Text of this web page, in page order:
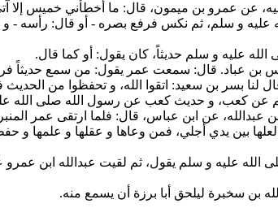
عن عمرو بن ميمون، قال: ما أخطأني خميس إلا
و سلم، ثم نكس فرفع بصره - أو قال: رأسه - و
لنا بسر بن سعيد: اتقوا الله، و تحفظوا من الحديث
عن كعب، و حديث كعب عن رسول الله صلى الله
عبدالله، عن ابن عباس، قال: فلما ارتقى عمر
لعلها بين يدي أجلي، فمن وعاها و عقلها و علمها
الله عليه و سلم يقول، ثم لقيت عبدالله ابن